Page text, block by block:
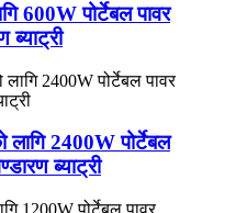
600W पोर्टेबल पावर
ब्याट्री
लागि 2400W पोर्टेबल
ब्याट्री